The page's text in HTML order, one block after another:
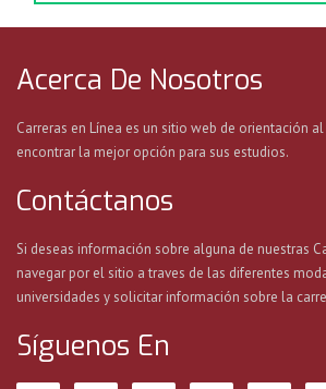
Acerca De Nosotros
Carreras en Línea es un sitio web de orientación
encontrar la mejor opción para sus estudios.
Contáctanos
Si deseas información sobre alguna de nuestras
navegar por el sitio a traves de las diferentes
universidades y solicitar información sobre la
Síguenos En